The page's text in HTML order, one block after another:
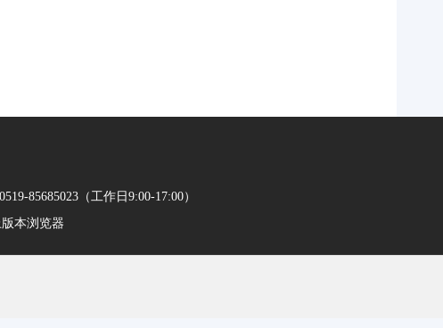
85685023（工作日9:00-17:00）
本浏览器